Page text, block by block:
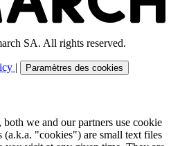
SA. All rights reserved.
| Paramètres des cookies
we and our partners use cookie
"cookies") are small text files